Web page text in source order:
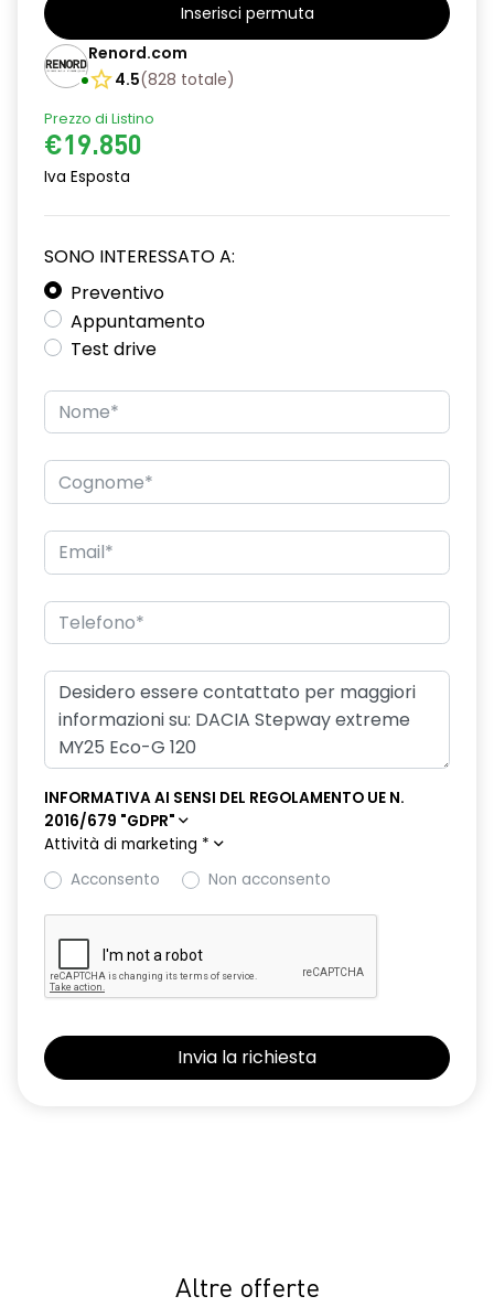
Inserisci permuta
Renord.com
4.5(828 totale)
Prezzo di Listino
€19.850
Iva Esposta
SONO INTERESSATO A:
Preventivo
Appuntamento
Test drive
INFORMATIVA AI SENSI DEL REGOLAMENTO UE N.
2016/679 "GDPR"
Attività di marketing *
Acconsento
Non acconsento
Altre offerte